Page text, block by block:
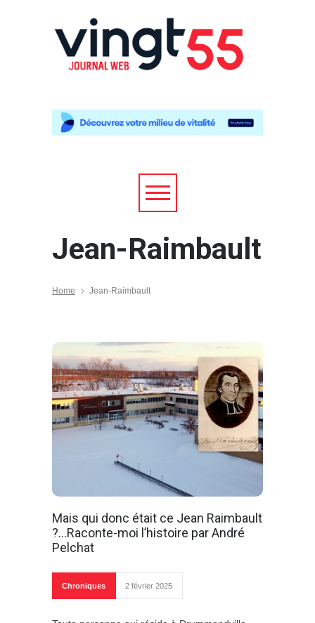
Jean-Raimbault
Home Jean-Raimbault
Mais qui donc était ce Jean Raimbault
?…Raconte-moi l’histoire par André
Pelchat
Chroniques 2 février 2025